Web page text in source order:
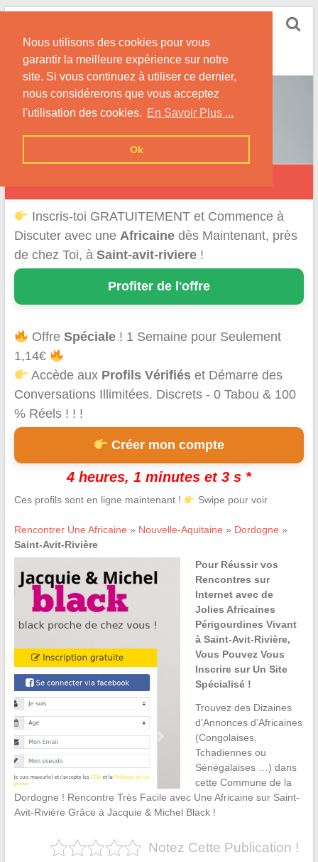
Nous utilisons des cookies pour vous
garantir la meilleure expérience sur notre
site. Si vous continuez à utiliser ce dernier,
nous considérerons que vous acceptez
l'utilisation des cookies. En Savoir Plus ...
Ok
Skip
content
Conseils et Infos pour la Rencontre d'une Belle
Africaine !
Inscris-toi GRATUITEMENT et Commence à
Discuter avec une Africainedès Maintenant, près
de chez Toi, à Saint-avit-riviere!
Profiter de l'offre
OffreSpéciale ! 1 Semaine pour Seulement
1,14€
Accède aux Profils Vérifiés et Démarre des
Conversations Illimitées. Discrets - 0 Tabou & 100
% Réels ! ! !
Créer mon compte
4 heures, 1 minutes et 3 s *
Ces profils sont en ligne maintenant ! Swipe pour voir
Rencontrer Une Africaine » Nouvelle-Aquitaine » Dordogne »
Saint-Avit-Rivière
Pour Réussir vos
Rencontres sur
Internet avec de
Jolies Africaines
Périgourdines Vivant
à Saint-Avit-Rivière,
Vous Pouvez Vous
Inscrire sur Un Site
Spécialisé !
Trouvez des Dizaines
d’Annonces d’Africaines
(Congolaises,
Tchadiennes ou
Sénégalaises …) dans
cette Commune de la
Dordogne ! Rencontre Très Facile avec Une Africaine sur Saint-
Avit-Rivière Grâce à Jacquie & Michel Black !
Notez Cette Publication !